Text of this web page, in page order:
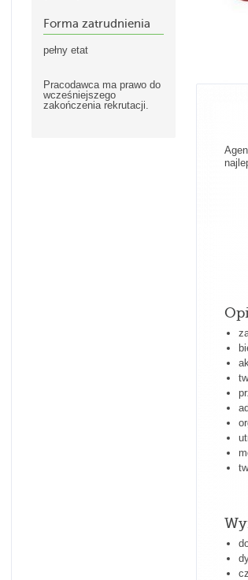
Forma zatrudnienia
pełny etat
Pracodawca ma prawo do
wcześniejszego
zakończenia rekrutacji.